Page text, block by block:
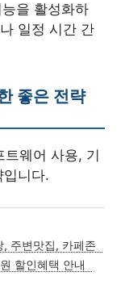
을 활성화하
일정 시간 간
좋은 전략
웨어 사용, 기
니다.
주변맛집, 카페존
할인혜택 안내